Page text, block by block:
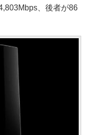
、後者が86